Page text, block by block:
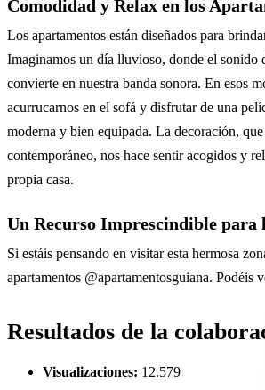
Comodidad y Relax en los
Los apartamentos están diseñados para
Imaginamos un día lluvioso, donde el sonido
convierte en nuestra banda sonora. En esos
acurrucarnos en el sofá y disfrutar de una
moderna y bien equipada. La decoración,
contemporáneo, nos hace sentir acogidos y
propia casa.
Un Recurso Imprescindible para
Si estáis pensando en visitar esta hermosa
apartamentos @apartamentosguiana. Podéis
Resultados de la
Visualizaciones: 12.579